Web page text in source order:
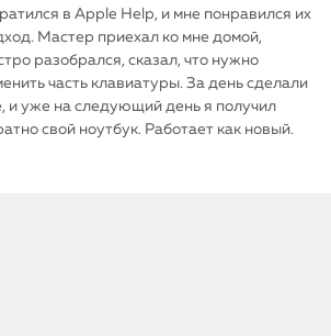
в Apple Help, и мне понравился их
Мастер приехал ко мне домой,
разобрался, сказал, что нужно
часть клавиатуры. За день сделали
и уже на следующий день я получил
свой ноутбук. Работает как новый.